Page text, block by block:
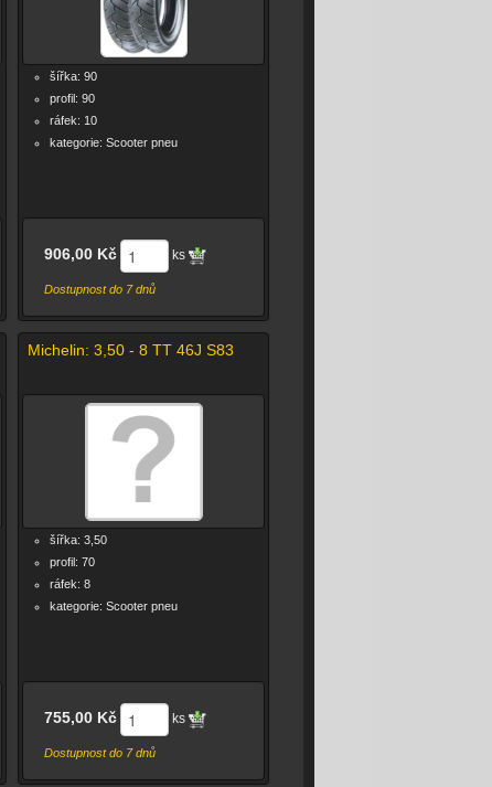
šířka: 90
profil: 90
ráfek: 10
kategorie: Scooter pneu
906,00 Kč ks
Dostupnost do 7 dnů
Michelin: 3,50 - 8 TT 46J S83
šířka: 3,50
profil: 70
ráfek: 8
kategorie: Scooter pneu
755,00 Kč ks
Dostupnost do 7 dnů